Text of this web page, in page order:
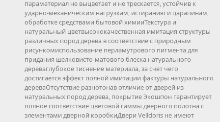
параматериал не выцветает и не трескается, устойчив к
ударно-механическим нагрузкам, истиранию и царапинам,
обработке средствами бытовой химииТекстура и
натуральный цветвысококачественная имитация структуры
различных пород дерева в соответствие с природным
рисункомиспользование перламутрового пигмента для
придания шелковисто-матового блеска натурального
дереваглубокое тиснение материала, за счет чего
достигается эффект полной имитации фактуры натурального
дереваОтсутствие разнотонав отличие от дверей из
натуральных пород дерева, покрытие Экошпон гарантирует
полное соответствие цветовой гаммы дверного полотна с
элементами дверной коробкиДвери Velldoris не имеют